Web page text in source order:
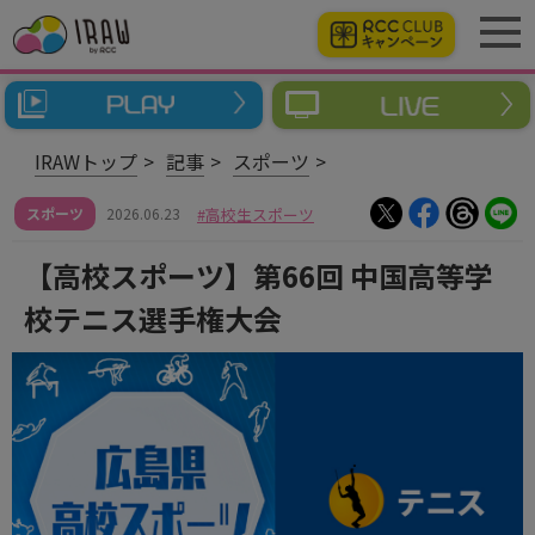
IRAWトップ 記事 スポーツ
スポーツ 2026.06.23 高校生スポーツ
【高校スポーツ】第66回 中国高等学
校テニス選手権大会